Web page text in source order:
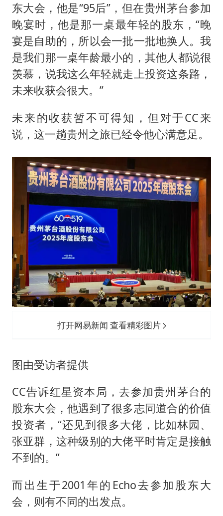
东大会，他是“95后”，但在贵州茅台参加
晚宴时，他是那一桌最年轻的股东，“晚
宴是自助的，所以会一批一批地换人。我
是我们那一桌年龄最小的，其他人都说很
羡慕，说我这么年轻就走上投资这条路，
未来收获会很大。”
未来的收获暂不可得知，但对于CC来
说，这一趟贵州之旅已经令他心满意足。
打开网易新闻 查看精彩图片
图由受访者提供
CC告诉红星资本局，去参加贵州茅台的
股东大会，他遇到了很多志同道合的价值
投资者，“还见到很多大佬，比如林园、
张亚群，这种级别的大佬平时肯定是接触
不到的。”
而出生于2001年的Echo去参加股东大
会，则有不同的出发点。